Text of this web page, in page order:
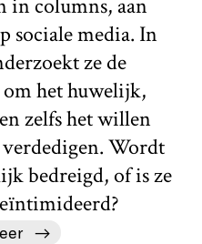
in columns, aan
sociale media. In
ze de
het huwelijk,
zelfs het willen
Wordt
bedreigd, of is ze